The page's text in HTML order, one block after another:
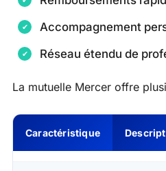
Accompagnement
Réseau étendu de
La mutuelle Mercer offre
Caractéristique